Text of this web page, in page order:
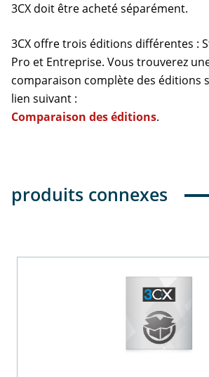
3CX doit être acheté séparément.
3CX offre trois éditions différentes :
Pro et Entreprise. Vous trouverez
comparaison complète des éditions
lien suivant :
Comparaison des éditions.
produits connexes